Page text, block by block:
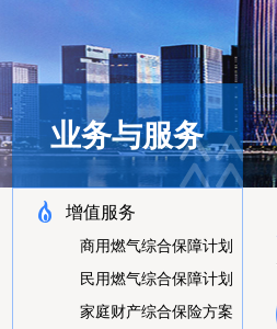
业务与服务
增值服务
商用燃气综合保障计划
民用燃气综合保障计划
家庭财产综合保险方案